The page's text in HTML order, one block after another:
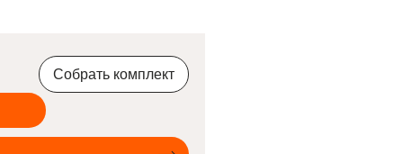
Собрать комплект